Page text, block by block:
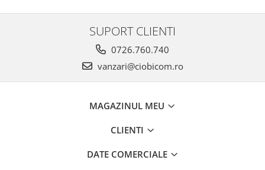
SUPORT CLIENTI
0726.760.740
vanzari@ciobicom.ro
MAGAZINUL MEU
CLIENTI
DATE COMERCIALE